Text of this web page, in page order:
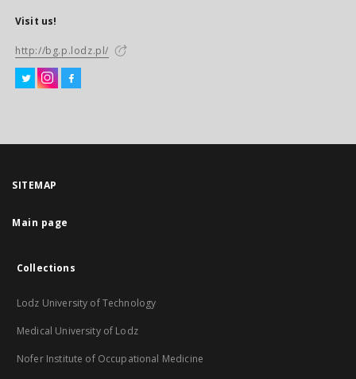
Visit us!
http://bg.p.lodz.pl/
SITEMAP
Main page
Collections
Lodz University of Technology
Medical University of Lodz
Nofer Institute of Occupational Medicine